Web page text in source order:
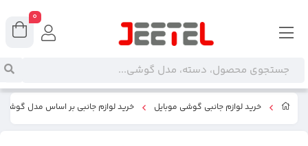
خرید لوازم جانبی گوشی موبایل خرید لوازم جانبی بر اساس مدل گوشی
0